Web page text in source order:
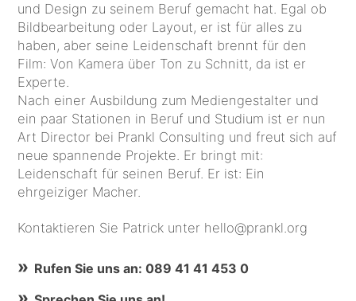
und Design zu seinem Beruf gemacht hat. Egal ob
Bildbearbeitung oder Layout, er ist für alles zu
haben, aber seine Leidenschaft brennt für den
Film: Von Kamera über Ton zu Schnitt, da ist er
Experte.
Nach einer Ausbildung zum Mediengestalter und
ein paar Stationen in Beruf und Studium ist er nun
Art Director bei Prankl Consulting und freut sich auf
neue spannende Projekte. Er bringt mit:
Leidenschaft für seinen Beruf. Er ist: Ein
ehrgeiziger Macher.
Kontaktieren Sie Patrick unter hello@prankl.org
Rufen Sie uns an: 089 41 41 453 0